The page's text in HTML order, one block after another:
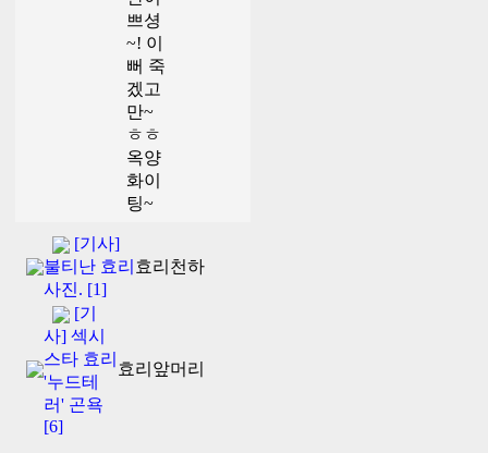
쁘셩
~! 이
뻐 죽
겠고
만~
ㅎㅎ
옥양
화이
팅~
[기사]
불티난 효리
사진. [1]
효리천하
[기
사] 섹시
스타 효리
'누드테
러' 곤욕
[6]
효리앞머리